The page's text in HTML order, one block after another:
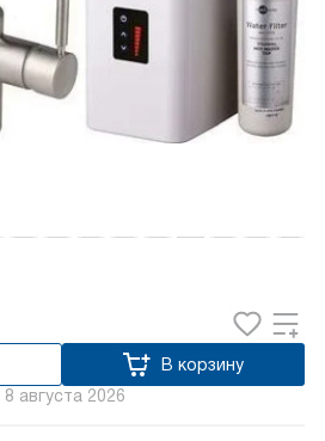
В корзину
8 августа 2026